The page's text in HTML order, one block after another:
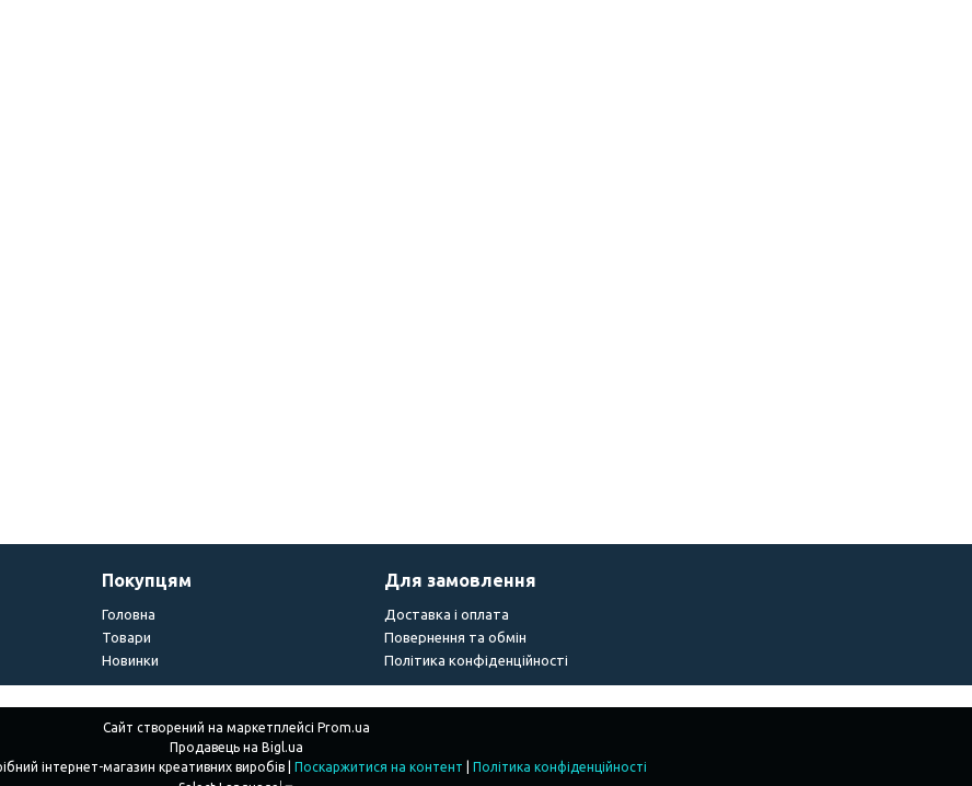
Покупцям
Головна
Товари
Новинки
Для замовлення
Доставка і оплата
Повернення та обмін
Політика конфіденційності
Сайт створений на маркетплейсі Prom.ua
Продавець на Bigl.ua
Поскаржитися на контент
Політика конфіденційності